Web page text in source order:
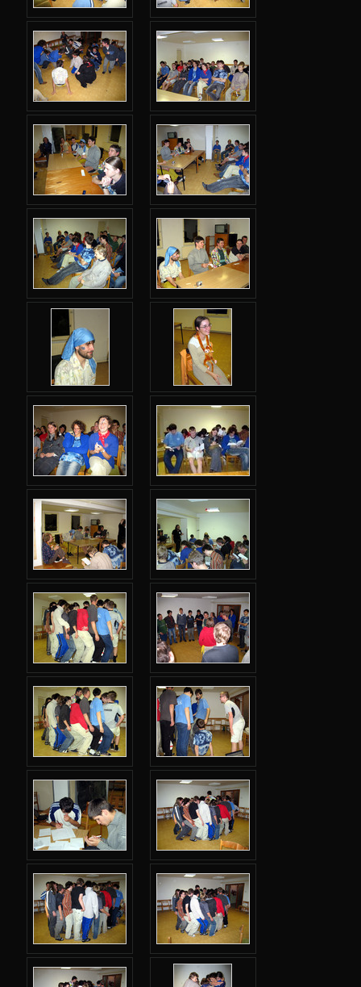
Dole v dole
Cesta po úzkém laně
Soud s mořským vlkem
Trocha čaje
Přeprava zlata
Blízké okolí
Konstrukce drobností
Robote, vlevo
Černá hodinka
Pšš, šaman přichází
Honba za cenami
Co zbylo a jinam se nevešlo
Jarní 2006
Podzimní 2005
Podzimní 2004
Podzimní 2003
Podzimní 2002
Podzimní 2001
Podzimní 1998
Podzimní 1996
Smršť
Další akce
Putovní přednášky
Kalíšky
DOD
Další výzvy
Historické akce